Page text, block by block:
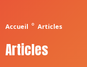
Accueil ° Articles
Articles